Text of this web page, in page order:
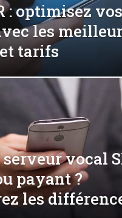
: optimisez vos
les
tarifs
vocal
payant ?
les